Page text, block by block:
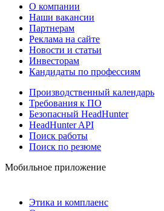
О компании
Наши вакансии
Партнерам
Реклама на сайте
Новости и статьи
Инвесторам
Кандидаты по профессиям
Производственный календарь
Требования к ПО
Безопасный HeadHunter
HeadHunter API
Поиск работы
Поиск по резюме
Мобильное приложение
Этика и комплаенс